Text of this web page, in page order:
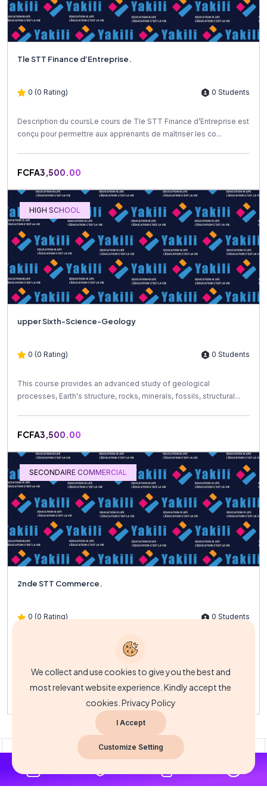
Tle STT Finance d’Entreprise.
0 (0 Rating) 0 Students
Description du coursLe cours de Tle STT Finance d’Entreprise est
conçu pour permettre aux apprenants de maîtriser les co...
FCFA3,500.00
HIGH SCHOOL
upper Sixth-Science-Geology
0 (0 Rating) 0 Students
This course provides an advanced study of geological
processes, Earth's structure, rocks, minerals, fossils, structural...
FCFA3,500.00
SECONDAIRE COMMERCIAL
2nde STT Commerce.
0 (0 Rating) 0 Students
Description du coursLe cours de 2nde STT Commerce est conçu
pour introduire les apprenants aux principes fondamentaux de...
5 6 7 8 ...
We collect and use cookies to give you the best and
most relevant website experience. Kindly accept the
cookies. Privacy Policy
I Accept
Customize Setting